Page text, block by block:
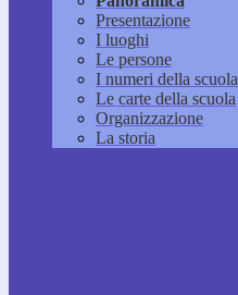
Presentazione
I luoghi
Le persone
I numeri della scuola
Le carte della scuola
Organizzazione
La storia